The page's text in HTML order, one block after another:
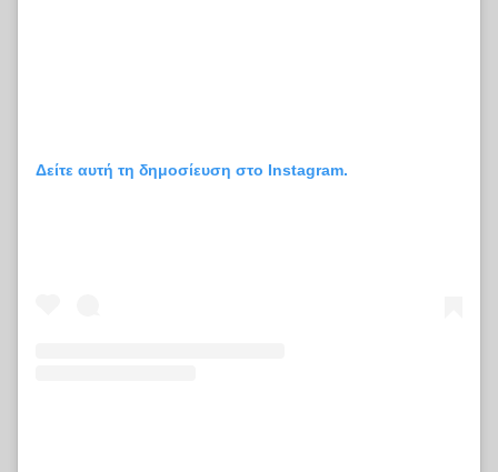
Δείτε αυτή τη δημοσίευση στο Instagram.